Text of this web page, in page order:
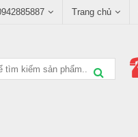
Trang chủ